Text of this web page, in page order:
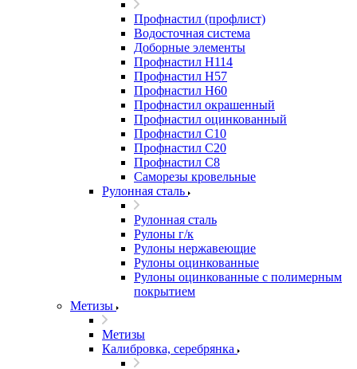
Профнастил (профлист)
Водосточная система
Доборные элементы
Профнастил Н114
Профнастил Н57
Профнастил Н60
Профнастил окрашенный
Профнастил оцинкованный
Профнастил С10
Профнастил С20
Профнастил С8
Саморезы кровельные
Рулонная сталь
Рулонная сталь
Рулоны г/к
Рулоны нержавеющие
Рулоны оцинкованные
Рулоны оцинкованные с полимерным
покрытием
Метизы
Метизы
Калибровка, серебрянка